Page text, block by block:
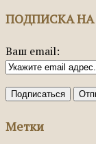
ПОДПИСКА
Ваш email:
Метки